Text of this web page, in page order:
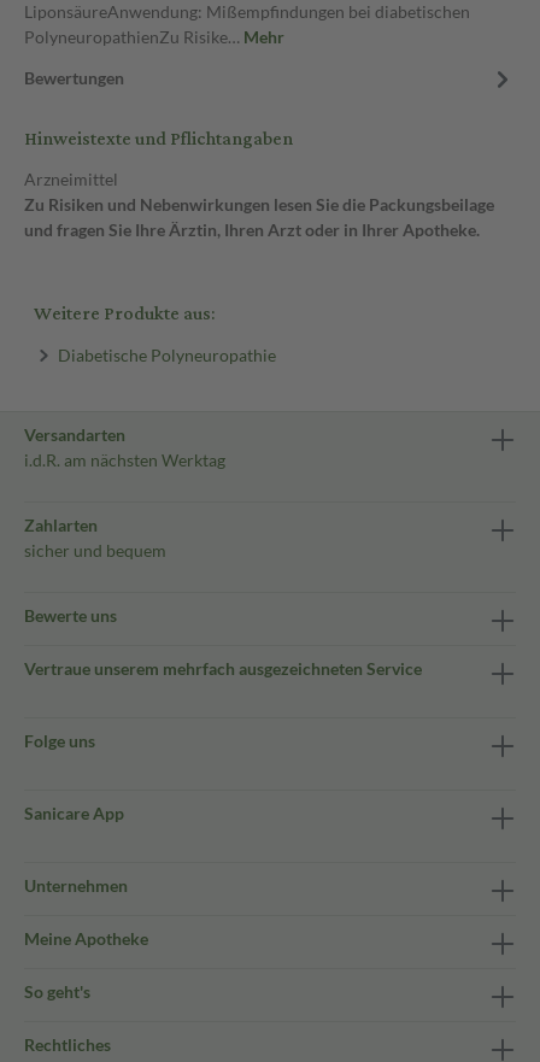
LiponsäureAnwendung: Mißempfindungen bei diabetischen
PolyneuropathienZu Risike… Mehr
Bewertungen
Hinweistexte und Pflichtangaben
Arzneimittel
Zu Risiken und Nebenwirkungen lesen Sie die Packungsbeilage
und fragen Sie Ihre Ärztin, Ihren Arzt oder in Ihrer Apotheke.
Weitere Produkte aus:
Diabetische Polyneuropathie
Versandarten
i.d.R. am nächsten Werktag
Zahlarten
sicher und bequem
Bewerte uns
Vertraue unserem mehrfach ausgezeichneten Service
Folge uns
Sanicare App
Unternehmen
Meine Apotheke
So geht's
Rechtliches